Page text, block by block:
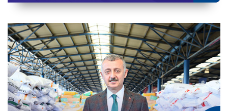
hızıyla devam etmektedir.